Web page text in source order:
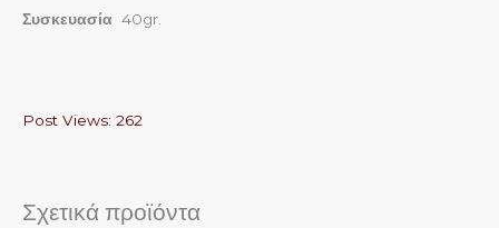
Συσκευασία 40gr.
Post Views: 262
Σχετικά προϊόντα